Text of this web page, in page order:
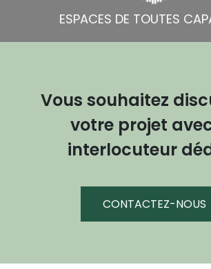
ESPACES DE TOUTES
Vous souhaitez
votre projet
interlocuteur
CONTACTEZ-NOUS